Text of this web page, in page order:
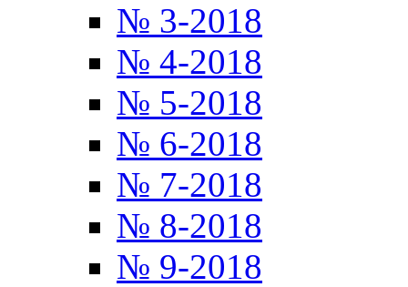
№ 3-2018
№ 4-2018
№ 5-2018
№ 6-2018
№ 7-2018
№ 8-2018
№ 9-2018